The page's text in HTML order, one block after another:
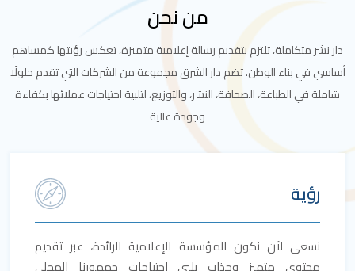
من نحن
متكاملة، تلتزم بتقديم رسالة إعلامية متميزة، تعكس رؤيتها كمساهم
بناء الوطن. تضم دار الشرق مجموعة من الشركات التي تقدم حلولًا
الطباعة، الصحافة، النشر، والتوزيع، لتلبية احتياجات عملائها بكفاءة
وجودة عالية
لأن نكون المؤسسة الإعلامية الرائدة، عبر تقديم
متميز وجذاب يلبي احتياجات جمهورنا المحلي